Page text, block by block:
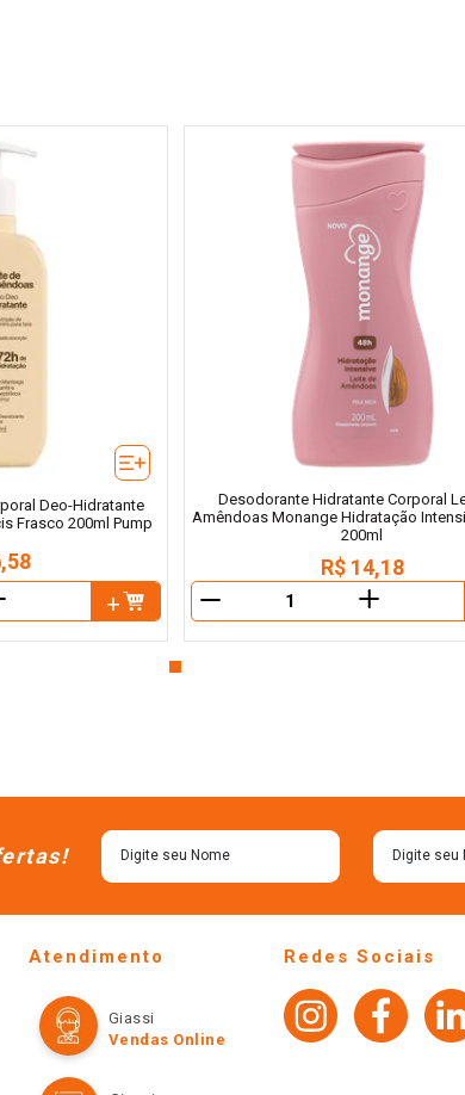
Deo-Hidratante
Frasco 200ml Pump
,58
Desodorante Hidratante Corporal
Amêndoas Monange Hidratação
200ml
R$ 14,18
＋
Atendimento
Giassi
Vendas Online
Redes Sociais